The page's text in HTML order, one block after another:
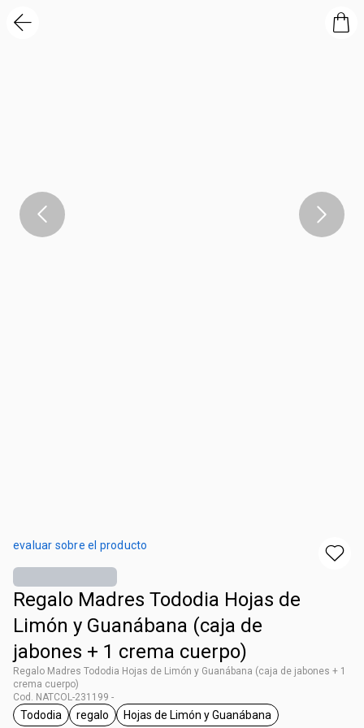
evaluar sobre el producto
Regalo Madres Tododia Hojas de
Limón y Guanábana (caja de
jabones + 1 crema cuerpo)
Regalo Madres Tododia Hojas de Limón y Guanábana (caja de jabones + 1
crema cuerpo)
Cod. NATCOL-231199 -
general.tag Tododia
Tododia
general.tag regalo
regalo
general.tag Hojas de Limón y
Hojas de Limón y Guanábana